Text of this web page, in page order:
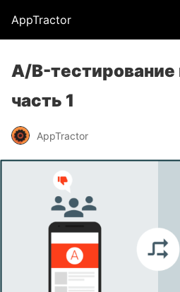
AppTractor
A/B-тестирование
часть 1
AppTractor